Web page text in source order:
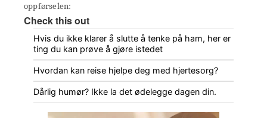
oppførselen:
Check this out
Hvis du ikke klarer å slutte å tenke på ham, her er
ting du kan prøve å gjøre istedet
Hvordan kan reise hjelpe deg med hjertesorg?
Dårlig humør? Ikke la det ødelegge dagen din.